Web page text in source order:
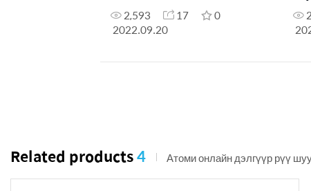
2,593 17
0
2022.09.20
Related products4 Атоми онлайн дэлгүүр рүү